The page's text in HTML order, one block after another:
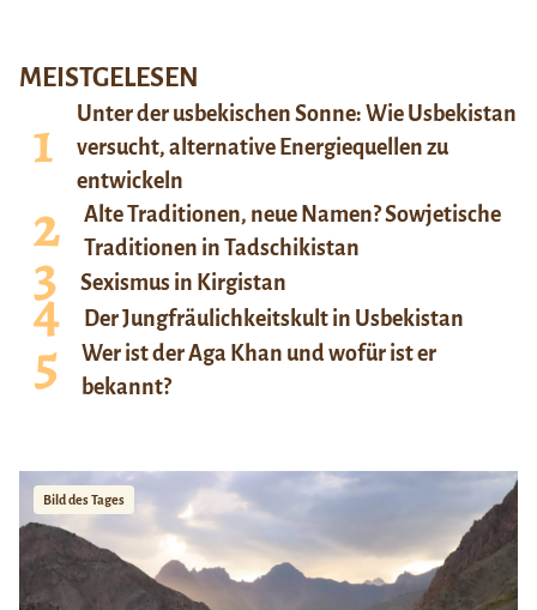
MEISTGELESEN
Unter der usbekischen Sonne: Wie Usbekistan
versucht, alternative Energiequellen zu
entwickeln
Alte Traditionen, neue Namen? Sowjetische
Traditionen in Tadschikistan
Sexismus in Kirgistan
Der Jungfräulichkeitskult in Usbekistan
Wer ist der Aga Khan und wofür ist er
bekannt?
Bild des Tages